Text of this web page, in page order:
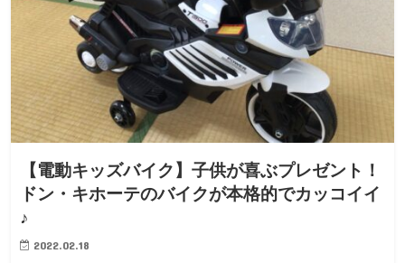
【電動キッズバイク】子供が喜ぶプレゼント！
ドン・キホーテのバイクが本格的でカッコイイ
♪
2022.02.18